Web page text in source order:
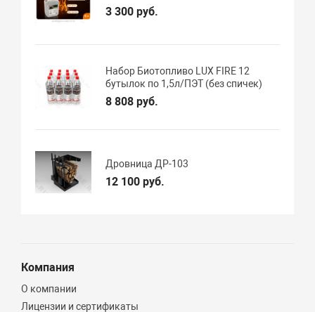
3 300 руб.
Набор Биотопливо LUX FIRE 12
бутылок по 1,5л/ПЭТ (без спичек)
8 808 руб.
Дровница ДР-103
12 100 руб.
Компания
О компании
Лицензии и сертификаты